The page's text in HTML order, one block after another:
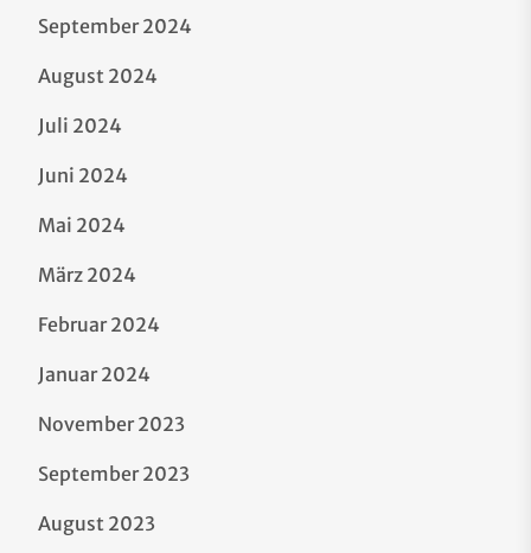
September 2024
August 2024
Juli 2024
Juni 2024
Mai 2024
März 2024
Februar 2024
Januar 2024
November 2023
September 2023
August 2023